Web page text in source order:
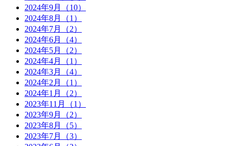
2024年9月（10）
2024年8月（1）
2024年7月（2）
2024年6月（4）
2024年5月（2）
2024年4月（1）
2024年3月（4）
2024年2月（1）
2024年1月（2）
2023年11月（1）
2023年9月（2）
2023年8月（5）
2023年7月（3）